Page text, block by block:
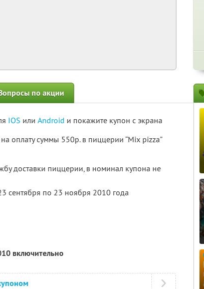
по акции
IOS или Android и покажите купон с экрана
оплату суммы 550р. в пиццерии “Mix pizza”
доставки пиццерии, в номинал купона не
сентября по 23 ноября 2010 года
включительно